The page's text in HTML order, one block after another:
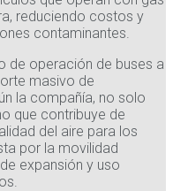
reduciendo costos y
contaminantes.
de operación de buses a
masivo de
la compañía, no solo
que contribuye de
del aire para los
por la movilidad
expansión y uso